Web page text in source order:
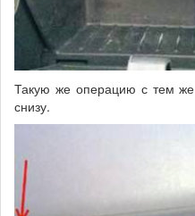
Такую же операцию с тем же
снизу.